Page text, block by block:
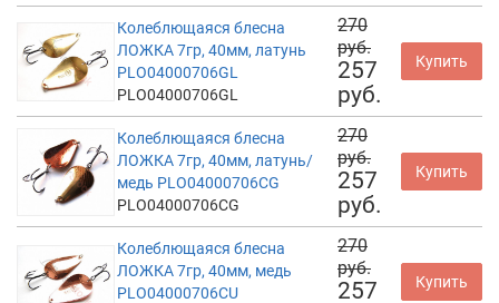
Колеблющаяся блесна
ЛОЖКА 7гр, 40мм, латунь
PLO04000706GL
PLO04000706GL
270
руб.
257
руб.
Купить
Колеблющаяся блесна
ЛОЖКА 7гр, 40мм, латунь/
медь PLO04000706CG
PLO04000706CG
270
руб.
257
руб.
Купить
Колеблющаяся блесна
ЛОЖКА 7гр, 40мм, медь
PLO04000706CU
270
руб.
257
Купить